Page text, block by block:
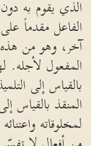
الذي يقوم به
الفاعل مقدماً
آخر، وهو من
المفعول لأجله.
بالقياس إلى
المنقذ بالقياس
لمخلوقاته